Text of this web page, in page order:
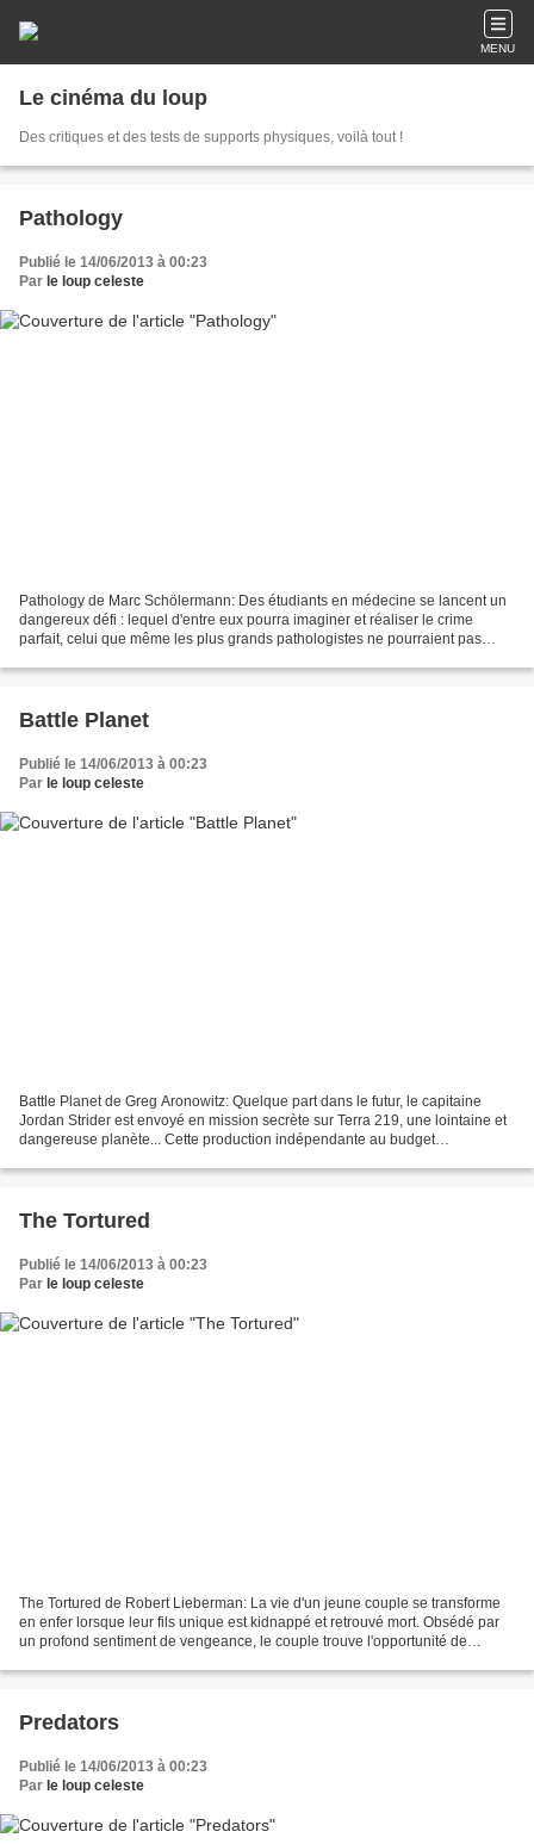
MENU
Le cinéma du loup
Des critiques et des tests de supports physiques, voilà tout !
Pathology
Publié le 14/06/2013 à 00:23
Par le loup celeste
Pathology de Marc Schölermann: Des étudiants en médecine se lancent un
dangereux défi : lequel d'entre eux pourra imaginer et réaliser le crime
parfait, celui que même les plus grands pathologistes ne pourraient pas
Battle Planet
Publié le 14/06/2013 à 00:23
Par le loup celeste
Battle Planet de Greg Aronowitz: Quelque part dans le futur, le capitaine
Jordan Strider est envoyé en mission secrète sur Terra 219, une lointaine et
dangereuse planète... Cette production indépendante au budget
The Tortured
Publié le 14/06/2013 à 00:23
Par le loup celeste
The Tortured de Robert Lieberman: La vie d'un jeune couple se transforme
en enfer lorsque leur fils unique est kidnappé et retrouvé mort. Obsédé par
un profond sentiment de vengeance, le couple trouve l'opportunité de
Predators
Publié le 14/06/2013 à 00:23
Par le loup celeste